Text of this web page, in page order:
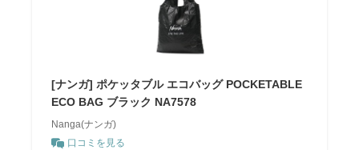
[ナンガ] ポケッタブル エコバッグ POCKETABLE
ECO BAG ブラック NA7578
Nanga(ナンガ)
口コミを見る